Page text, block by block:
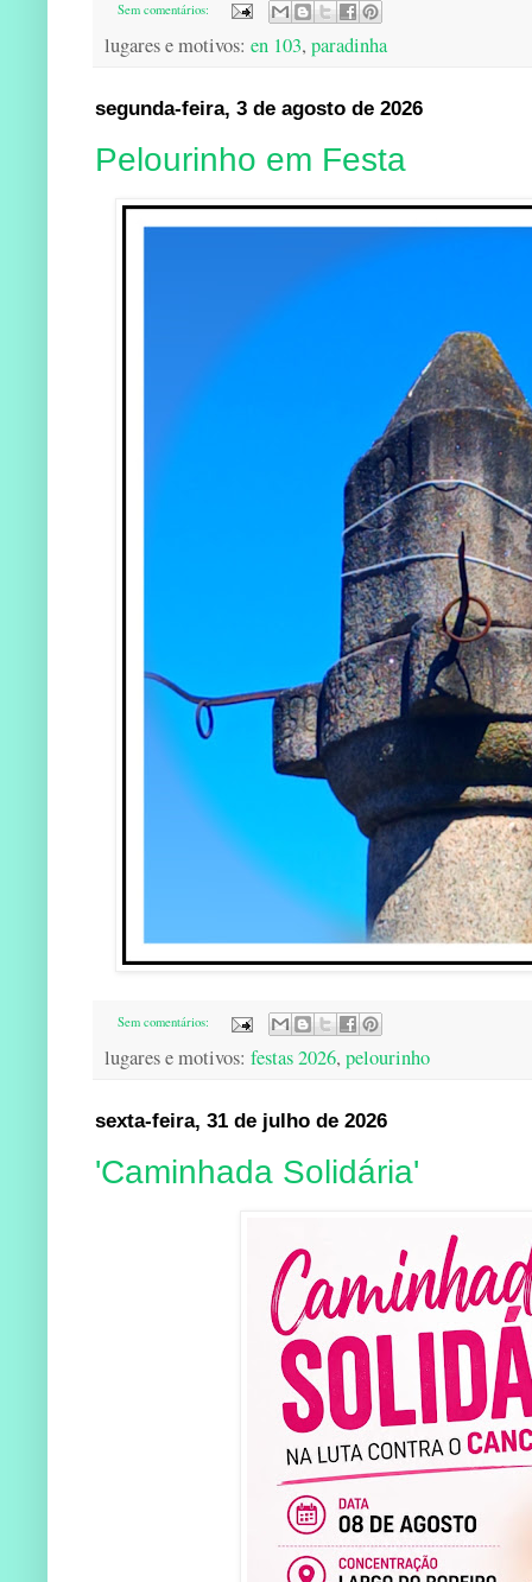
Sem comentários:
lugares e motivos: en 103, paradinha
segunda-feira, 3 de agosto de 2026
Pelourinho em Festa
Sem comentários:
lugares e motivos: festas 2026, pelourinho
sexta-feira, 31 de julho de 2026
'Caminhada Solidária'